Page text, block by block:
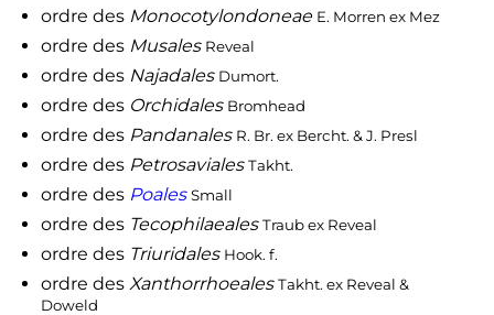
ordre des Monocotylondoneae E. Morren ex Mez
ordre des Musales Reveal
ordre des Najadales Dumort.
ordre des Orchidales Bromhead
ordre des Pandanales R. Br. ex Bercht. & J. Presl
ordre des Petrosaviales Takht.
ordre des Poales Small
ordre des Tecophilaeales Traub ex Reveal
ordre des Triuridales Hook. f.
ordre des Xanthorrhoeales Takht. ex Reveal &
Doweld